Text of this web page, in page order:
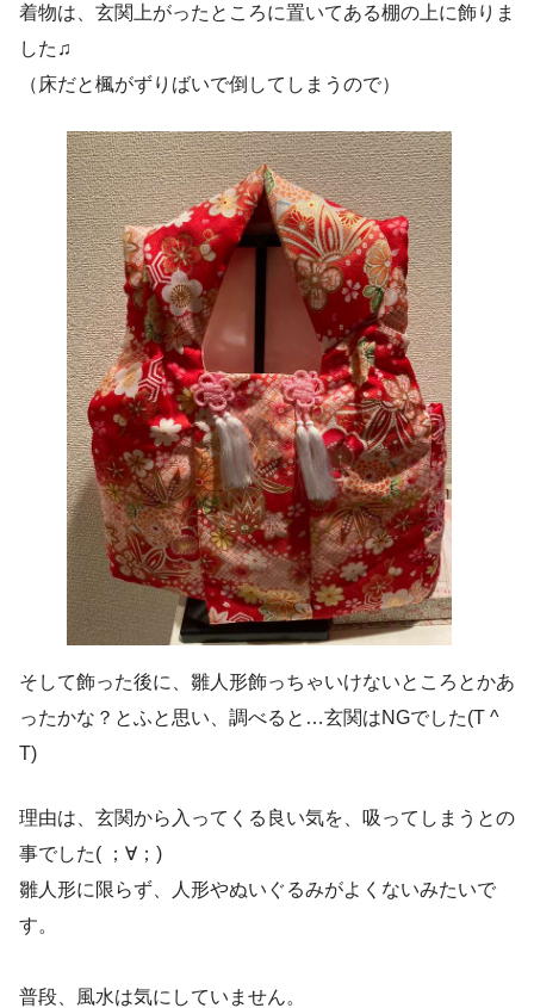
着物は、玄関上がったところに置いてある棚の上に飾りま
した♫
（床だと楓がずりばいで倒してしまうので）
そして飾った後に、雛人形飾っちゃいけないところとかあ
ったかな？とふと思い、調べると…玄関はNGでした(T ^
T)
理由は、玄関から入ってくる良い気を、吸ってしまうとの
事でした( ；∀；)
雛人形に限らず、人形やぬいぐるみがよくないみたいで
す。
普段、風水は気にしていません。